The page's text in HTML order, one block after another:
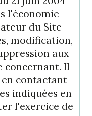
l'économie
du Site
modification,
aux
concernant. Il
contactant
indiquées en
l'exercice de